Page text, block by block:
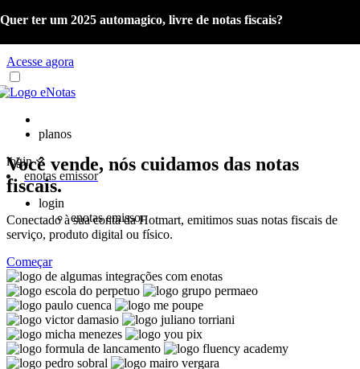
Já é cliente eNotas? Acesse o material com as orientações sobre a
Acesse agora
Quer ter um 2025 automagico, livre de notas fiscais?
planos
login
enotas emissor
login
enotas emissor
Você vende, nós cuidamos das notas
fiscais.
Conectado à sua conta da Hotmart, emitimos suas notas fiscais de
serviço, produto digital ou físico.
Começar